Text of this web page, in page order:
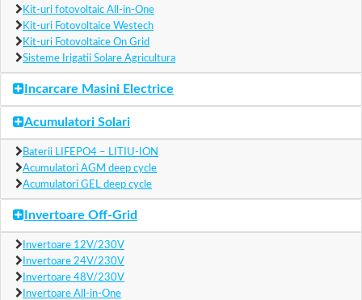
Kit-uri fotovoltaic All-in-One
Kit-uri Fotovoltaice Westech
Kit-uri Fotovoltaice On Grid
Sisteme Irigatii Solare Agricultura
Incarcare Masini Electrice
Acumulatori Solari
Baterii LIFEPO4 – LITIU-ION
Acumulatori AGM deep cycle
Acumulatori GEL deep cycle
Invertoare Off-Grid
Invertoare 12V/230V
Invertoare 24V/230V
Invertoare 48V/230V
Invertoare All-in-One